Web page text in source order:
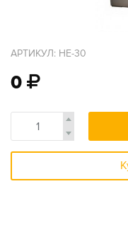
АРТИКУЛ: HE-30
0